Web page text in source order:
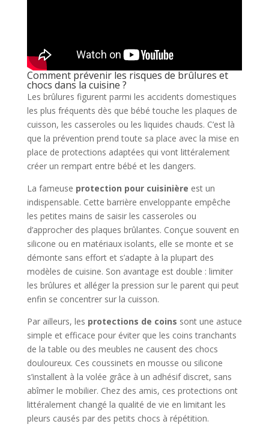
Comment prévenir les risques de brûlures et
chocs dans la cuisine ?
Les brûlures figurent parmi les accidents domestiques
les plus fréquents dès que bébé touche les plaques de
cuisson, les casseroles ou les liquides chauds. C’est là
que la prévention prend toute sa place avec la mise en
place de protections adaptées qui vont littéralement
créer un rempart entre bébé et les dangers.
La fameuse protection pour cuisinière est un
indispensable. Cette barrière enveloppante empêche
les petites mains de saisir les casseroles ou
d’approcher des plaques brûlantes. Conçue souvent en
silicone ou en matériaux isolants, elle se monte et se
démonte sans effort et s’adapte à la plupart des
modèles de cuisine. Son avantage est double : limiter
les brûlures et alléger la pression sur le parent qui peut
enfin se concentrer sur la cuisson.
Par ailleurs, les protections de coins sont une astuce
simple et efficace pour éviter que les coins tranchants
de la table ou des meubles ne causent des chocs
douloureux. Ces coussinets en mousse ou silicone
s’installent à la volée grâce à un adhésif discret, sans
abîmer le mobilier. Chez des amis, ces protections ont
littéralement changé la qualité de vie en limitant les
pleurs causés par des petits chocs à répétition.